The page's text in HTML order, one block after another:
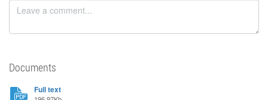
Documents
Full text